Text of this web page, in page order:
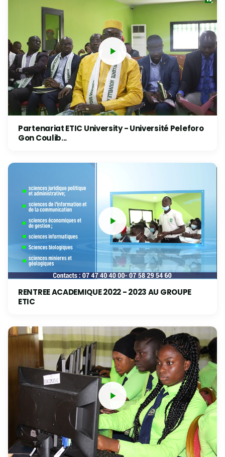
Partenariat ETIC University - Université Peleforo
Gon Coulib...
RENTREE ACADEMIQUE 2022 - 2023 AU GROUPE
ETIC